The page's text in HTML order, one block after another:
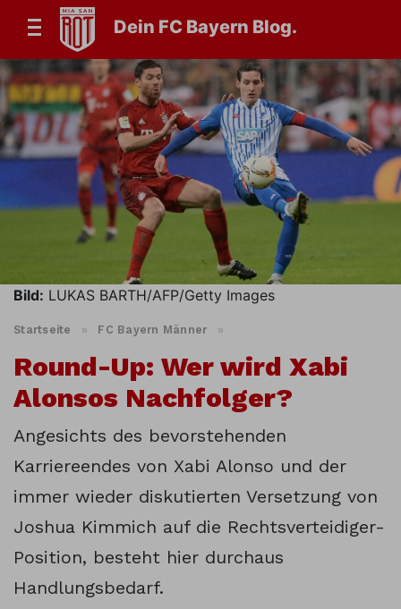
Dein FC Bayern Blog.
Bild: LUKAS BARTH/AFP/Getty Images
Startseite » FC Bayern Männer »
Round-Up: Wer wird Xabi
Alonsos Nachfolger?
Angesichts des bevorstehenden
Karriereendes von Xabi Alonso und der
immer wieder diskutierten Versetzung von
Joshua Kimmich auf die Rechtsverteidiger-
Position, besteht hier durchaus
Handlungsbedarf.